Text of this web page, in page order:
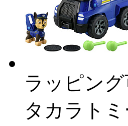
ラッピン
タカラトミ